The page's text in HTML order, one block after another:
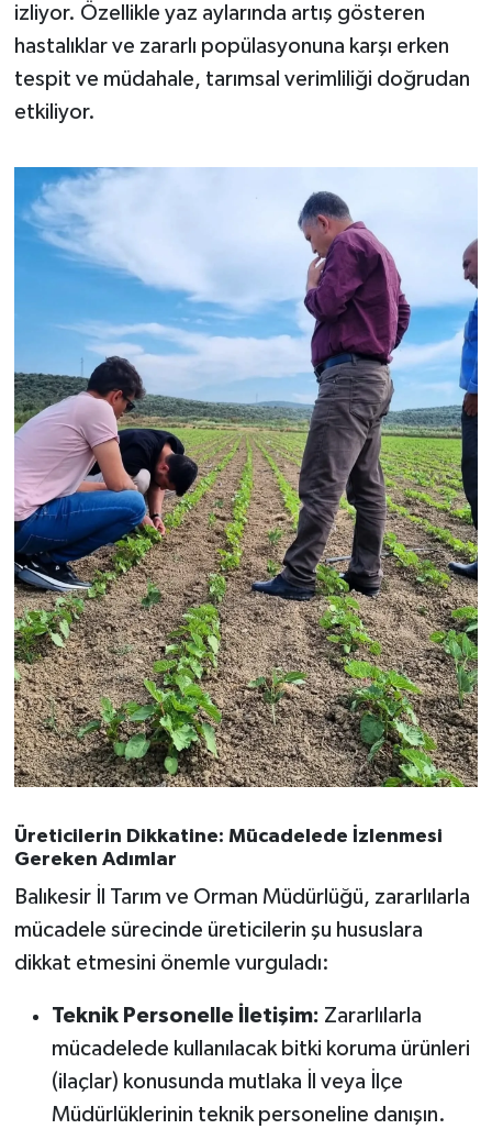
izliyor. Özellikle yaz aylarında artış gösteren
hastalıklar ve zararlı popülasyonuna karşı erken
tespit ve müdahale, tarımsal verimliliği doğrudan
etkiliyor.
Üreticilerin Dikkatine: Mücadelede İzlenmesi
Gereken Adımlar
Balıkesir İl Tarım ve Orman Müdürlüğü, zararlılarla
mücadele sürecinde üreticilerin şu hususlara
dikkat etmesini önemle vurguladı:
Teknik Personelle İletişim: Zararlılarla
mücadelede kullanılacak bitki koruma ürünleri
(ilaçlar) konusunda mutlaka İl veya İlçe
Müdürlüklerinin teknik personeline danışın.
Susurluk
TARİHTE BUGÜN
TEKNOLOJİ
Trend
TÜRKİYE
VİZYONDAKİLER
YAŞAM